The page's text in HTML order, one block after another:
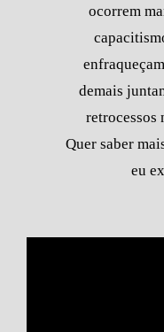
ocorrem
demais
retrocessos
Quer saber
eu